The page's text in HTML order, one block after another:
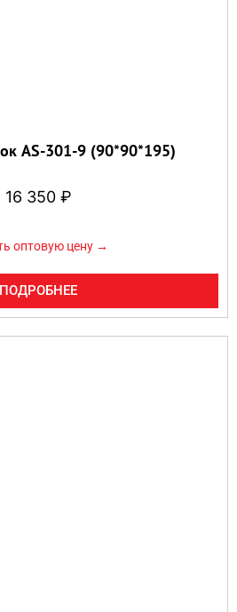
AS-301-9 (90*90*195)
16 350 ₽
оптовую цену →
ПОДРОБНЕЕ